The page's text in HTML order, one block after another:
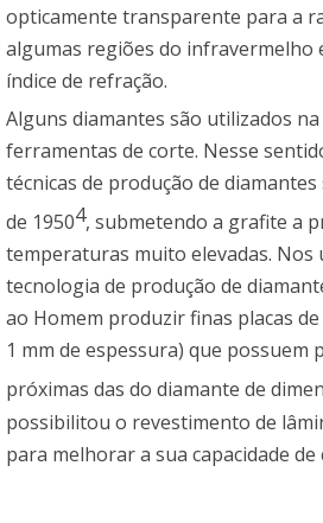
opticamente transparente para a
algumas regiões do infravermelho
índice de refração.
Alguns diamantes são utilizados
ferramentas de corte. Nesse
técnicas de produção de
de 19504, submetendo a grafite a
temperaturas muito elevadas. Nos
tecnologia de produção de
ao Homem produzir finas placas
1 mm de espessura) que possuem
próximas das do diamante de
possibilitou o revestimento de
para melhorar a sua capacidade